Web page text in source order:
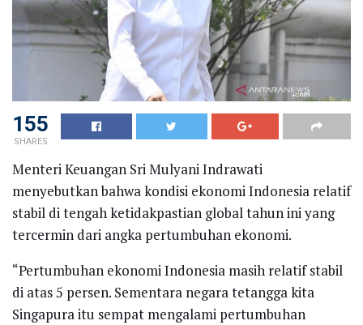
155
SHARES
Menteri Keuangan Sri Mulyani Indrawati
menyebutkan bahwa kondisi ekonomi Indonesia relatif
stabil di tengah ketidakpastian global tahun ini yang
tercermin dari angka pertumbuhan ekonomi.
“Pertumbuhan ekonomi Indonesia masih relatif stabil
di atas 5 persen. Sementara negara tetangga kita
Singapura itu sempat mengalami pertumbuhan